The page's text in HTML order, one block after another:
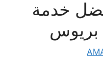
افضل خدمة
بريوس